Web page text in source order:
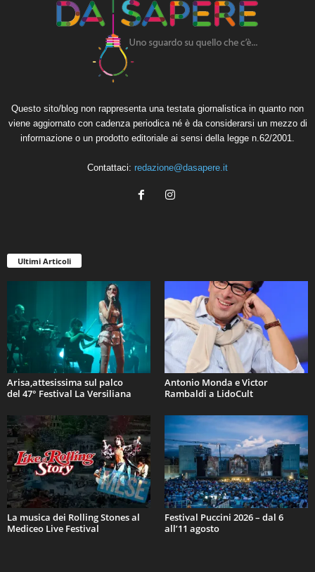
Questo sito/blog non rappresenta una testata giornalistica in quanto non
viene aggiornato con cadenza periodica né è da considerarsi un mezzo di
informazione o un prodotto editoriale ai sensi della legge n.62/2001.
Contattaci: redazione@dasapere.it
Ultimi Articoli
Arisa,attesissima sul palco
del 47° Festival La Versiliana
Antonio Monda e Victor
Rambaldi a LidoCult
La musica dei Rolling Stones al
Mediceo Live Festival
Festival Puccini 2026 – dal 6
all’11 agosto